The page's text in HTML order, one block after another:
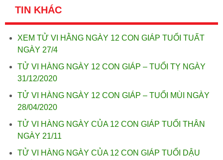
TIN KHÁC
XEM TỬ VI HẰNG NGÀY 12 CON GIÁP TUỔI TUẤT
NGÀY 27/4
TỬ VI HÀNG NGÀY 12 CON GIÁP – TUỔI TỴ NGÀY
31/12/2020
TỬ VI HÀNG NGÀY 12 CON GIÁP – TUỔI MÙI NGÀY
28/04/2020
TỬ VI HÀNG NGÀY CỦA 12 CON GIÁP TUỔI THÂN
NGÀY 21/11
TỬ VI HÀNG NGÀY CỦA 12 CON GIÁP TUỔI DẬU